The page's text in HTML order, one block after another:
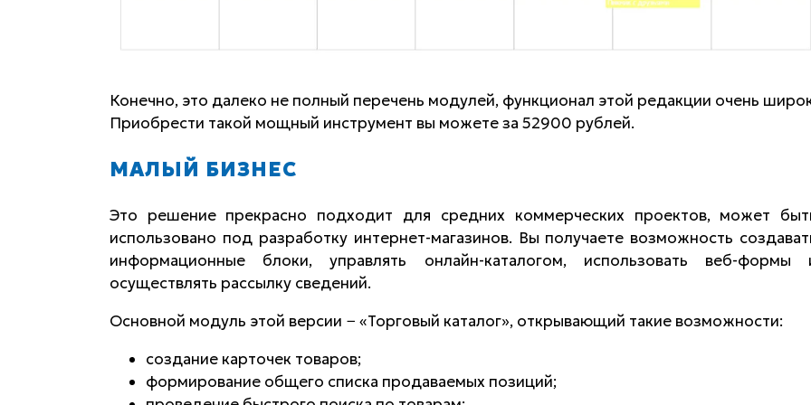
Конечно, это далеко не полный перечень модулей, функционал этой редакции очень
Приобрести такой мощный инструмент вы можете за 52900 рублей.
МАЛЫЙ БИЗНЕС
Это решение прекрасно подходит для средних коммерческих проектов, может
использовано под разработку интернет-магазинов. Вы получаете возможность
информационные блоки, управлять онлайн-каталогом, использовать веб-формы
осуществлять рассылку сведений.
Основной модуль этой версии − «Торговый каталог», открывающий такие возможности:
создание карточек товаров;
формирование общего списка продаваемых позиций;